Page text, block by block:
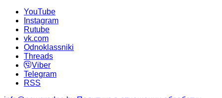
YouTube
Instagram
Rutube
vk.com
Odnoklassniki
Threads
Viber
Telegram
RSS